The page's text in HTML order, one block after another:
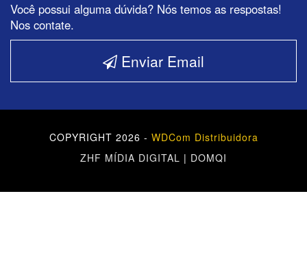
Você possui alguma dúvida? Nós temos as respostas!
Nos contate.
Enviar Email
COPYRIGHT 2026 - WDCom Distribuidora
ZHF MÍDIA DIGITAL | DOMQI